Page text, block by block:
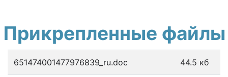
Прикрепленные файлы
651474001477976839_ru.doc 44.5 кб